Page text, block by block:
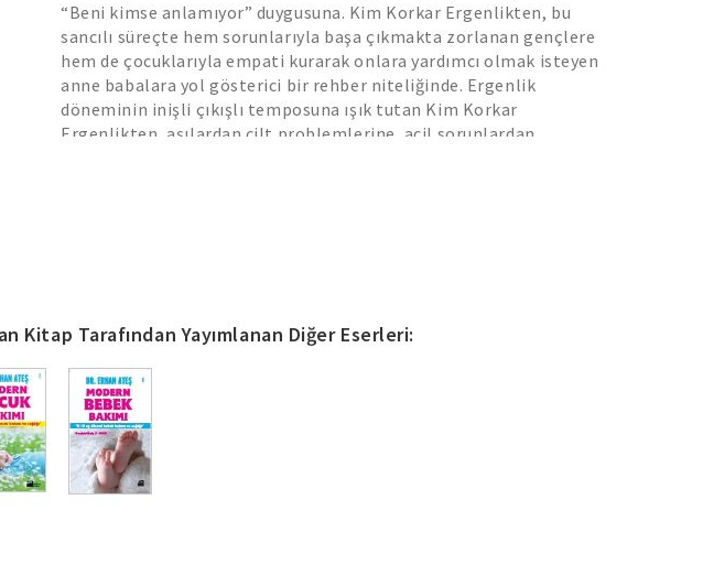
“Beni kimse anlamıyor” duygusuna. Kim Korkar Ergenlikten, bu
sancılı süreçte hem sorunlarıyla başa çıkmakta zorlanan gençlere
hem de çocuklarıyla empati kurarak onlara yardımcı olmak isteyen
anne babalara yol gösterici bir rehber niteliğinde. Ergenlik
döneminin inişli çıkışlı temposuna ışık tutan Kim Korkar
Ergenlikten, aşılardan cilt problemlerine, acil sorunlardan
Kitap Tarafından Yayımlanan Diğer Eserleri: